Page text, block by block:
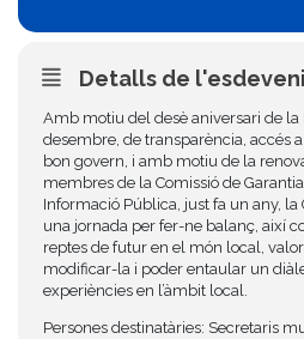
Detalls de
Amb motiu del desè aniversari de
desembre, de transparència, accés
bon govern, i amb motiu de la
membres de la Comissió de
Informació Pública, just fa un any, la
una jornada per fer-ne balanç, així
reptes de futur en el món local,
modificar-la i poder entaular un
experiències en l’àmbit local.
Persones destinatàries: Secretaris